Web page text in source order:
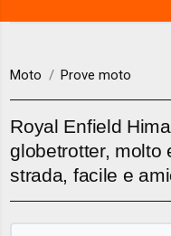
Moto Prove moto
Royal Enfield
globetrotter, molto
strada, facile e